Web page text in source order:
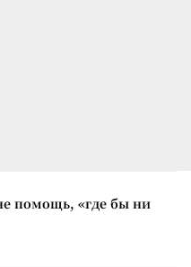
помощь, «где бы ни